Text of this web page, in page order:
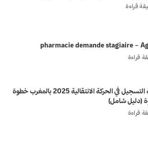
pharmacie demande stagiaire –
كيفية التسجيل في الحركة الانتقالية 2025 بالمغرب خطوة
(دليل شامل)